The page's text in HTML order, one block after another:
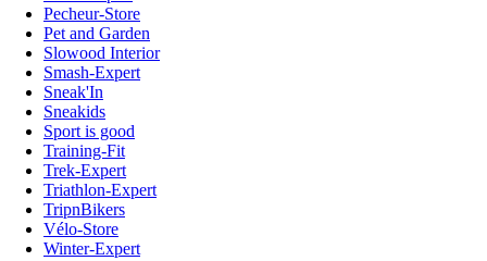
Pecheur-Store
Pet and Garden
Slowood Interior
Smash-Expert
Sneak'In
Sneakids
Sport is good
Training-Fit
Trek-Expert
Triathlon-Expert
TripnBikers
Vélo-Store
Winter-Expert